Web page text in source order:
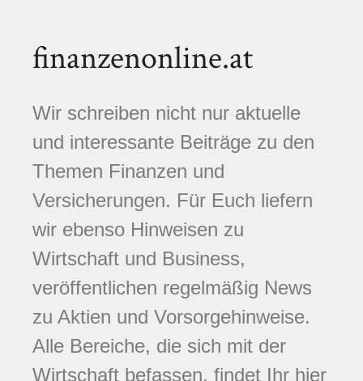
finanzenonline.at
Wir schreiben nicht nur aktuelle
und interessante Beiträge zu den
Themen Finanzen und
Versicherungen. Für Euch liefern
wir ebenso Hinweisen zu
Wirtschaft und Business,
veröffentlichen regelmäßig News
zu Aktien und Vorsorgehinweise.
Alle Bereiche, die sich mit der
Wirtschaft befassen, findet Ihr hier